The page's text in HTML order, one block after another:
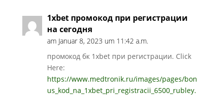
1xbet промокод при регистрации
на сегодня
am Januar 8, 2023 um 11:42 a.m.
промокод бк 1xbet при регистрации. Click
Here:
https://www.medtronik.ru/images/pages/bon
us_kod_na_1xbet_pri_registracii_6500_rubley.